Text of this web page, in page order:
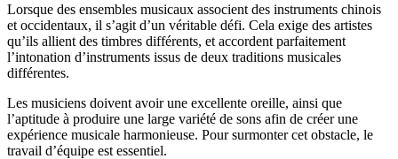
Lorsque des ensembles musicaux associent des instruments chinois
et occidentaux, il s’agit d’un véritable défi. Cela exige des artistes
qu’ils allient des timbres différents, et accordent parfaitement
l’intonation d’instruments issus de deux traditions musicales
différentes.
Les musiciens doivent avoir une excellente oreille, ainsi que
l’aptitude à produire une large variété de sons afin de créer une
expérience musicale harmonieuse. Pour surmonter cet obstacle, le
travail d’équipe est essentiel.